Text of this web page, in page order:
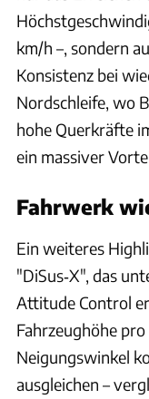
km/h –, sondern
Konsistenz bei
Nordschleife, wo
hohe Querkräfte
ein massiver
Fahrwerk
Ein weiteres
"DiSus‑X", das
Attitude Control
Fahrzeughöhe
Neigungswinkel
ausgleichen –